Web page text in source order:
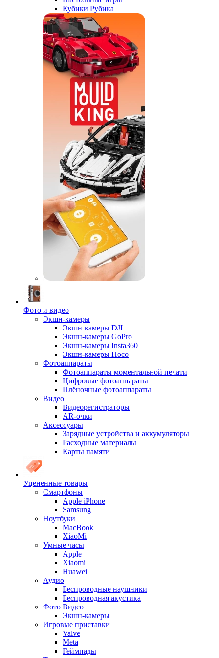
Кубики Рубика
Фото и видео
Экшн-камеры
Экшн-камеры DJI
Экшн-камеры GoPro
Экшн-камеры Insta360
Экшн-камеры Hoco
Фотоаппараты
Фотоаппараты моментальной печати
Цифровые фотоаппараты
Плёночные фотоаппараты
Видео
Видеорегистраторы
AR-очки
Аксессуары
Зарядные устройства и аккумуляторы
Расходные материалы
Карты памяти
Уцененные товары
Cмартфоны
Apple iPhone
Samsung
Ноутбуки
MacBook
XiaoMi
Умные часы
Apple
Xiaomi
Huawei
Аудио
Беспроводные наушники
Беспроводная акустика
Фото Видео
Экшн-камеры
Игровые приставки
Valve
Meta
Геймпады